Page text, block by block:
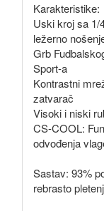
Karakteristike:
Uski kroj sa 1/
ležerno
Grb
Sport-a
Kontrastni
zatvarač
Visoki i niski
CS-COOL:
odvođenja
Sastav: 93%
rebrasto